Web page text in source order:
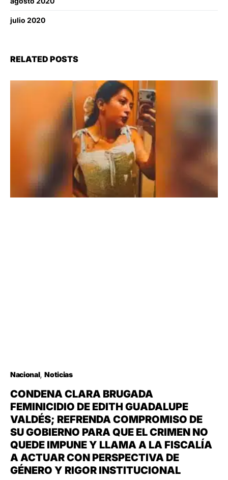
julio 2020
RELATED POSTS
Nacional Noticias
CONDENA CLARA BRUGADA
FEMINICIDIO DE EDITH GUADALUPE
VALDÉS; REFRENDA COMPROMISO DE
SU GOBIERNO PARA QUE EL CRIMEN NO
QUEDE IMPUNE Y LLAMA A LA FISCALÍA
A ACTUAR CON PERSPECTIVA DE
GÉNERO Y RIGOR INSTITUCIONAL